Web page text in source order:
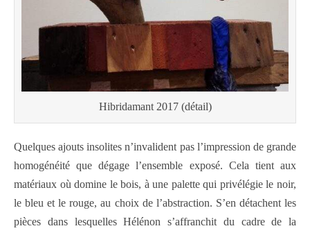
Hibridamant 2017 (détail)
Quelques ajouts insolites n’invalident pas l’impression de grande
homogénéité que dégage l’ensemble exposé. Cela tient aux
matériaux où domine le bois, à une palette qui privélégie le noir,
le bleu et le rouge, au choix de l’abstraction. S’en détachent les
pièces dans lesquelles Hélénon s’affranchit du cadre de la